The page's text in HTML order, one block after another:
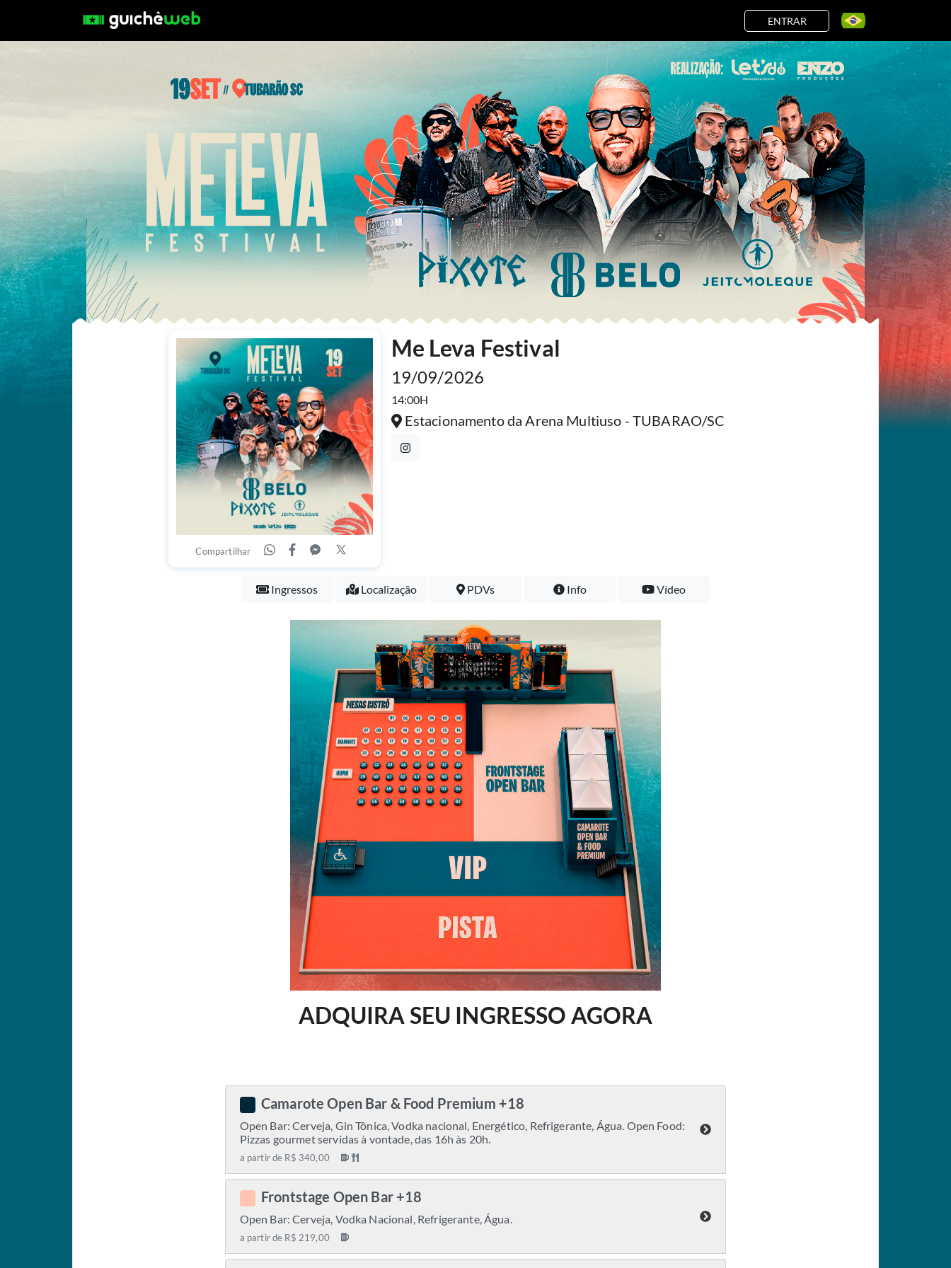
ENTRAR
Compartilhar
Me Leva Festival
19/09/2026
14:00H
Estacionamento da Arena Multiuso - TUBARAO/SC
Ingressos Localização PDVs Info Vídeo
ADQUIRA SEU INGRESSO AGORA
Camarote Open Bar & Food Premium +18
Open Bar: Cerveja, Gin Tônica, Vodka nacional, Energético, Refrigerante, Água. Open Food:
Pizzas gourmet servidas à vontade, das 16h às 20h.
a partir de R$ 340,00
Frontstage Open Bar +18
Open Bar: Cerveja, Vodka Nacional, Refrigerante, Água.
a partir de R$ 219,00